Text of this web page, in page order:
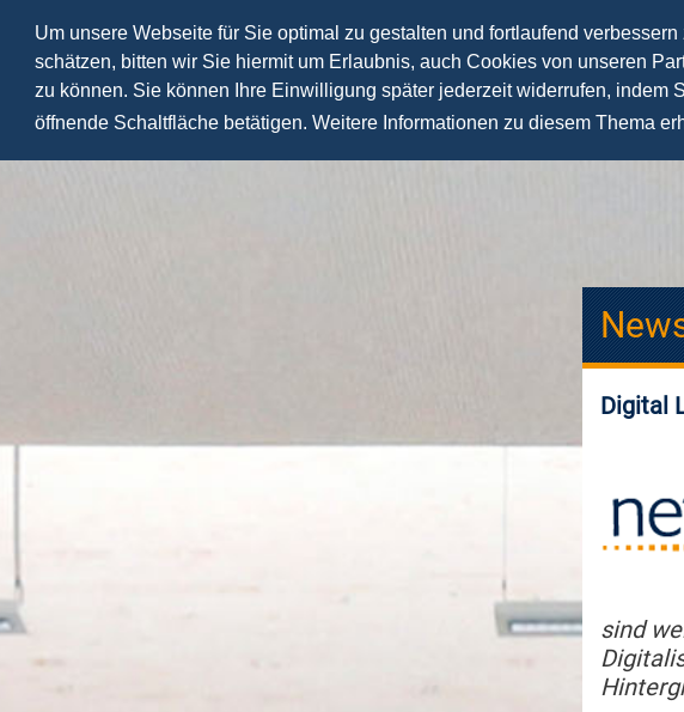
Um unsere Webseite für Sie optimal zu gestalten und fortlaufend
schätzen, bitten wir Sie hiermit um Erlaubnis, auch Cookies von unseren
zu können. Sie können Ihre Einwilligung später jederzeit widerrufen, indem
öffnende Schaltfläche betätigen. Weitere Informationen zu diesem Thema
News
Digital
sind